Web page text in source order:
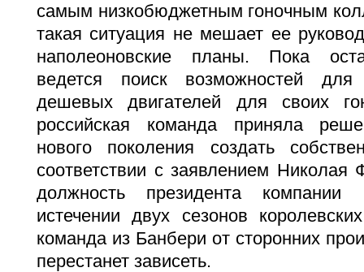
самым низкобюджетным гоночным
такая ситуация не мешает ее
наполеоновские планы. Пока
ведется поиск возможностей для
дешевых двигателей для своих
российская команда приняла
нового поколения создать
соответствии с заявлением
должность президента
истечении двух сезонов
команда из Банбери от сторонних
перестанет зависеть.